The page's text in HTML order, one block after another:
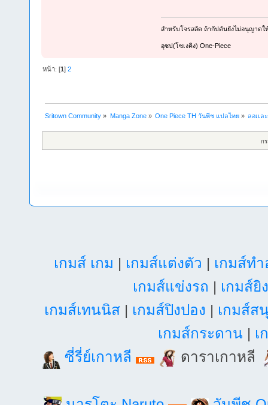
สำหรับโจรสลัด ถ้ากัปตันยังไม่อนุญาตใ
อุซป(โซเงคิง) One-Piece
หน้า: [1]2
Sritown Community » Manga Zone» One Piece TH วันพีช แปลไทย» ลอเเล
ก
เกมส์ เกม | เกมส์แต่งตัว | เกมส์ท
เกมส์แข่งรถ | เกมส์ยิ
เกมส์เทนนิส| เกมส์ปิงปอง | เกมส์ส
เกมส์กระดาน | เ
ซี่รี่ย์เกาหลี
ดาราเกาหลี